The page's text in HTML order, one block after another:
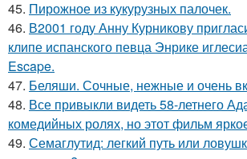
45. Пирожное из кукурузных палочек.
46. В2001 году Анну Курникову
клипе испанского певца Энрике
Escape.
47. Беляши. Сочные, нежные и очень
48. Все привыкли видеть 58-летнего
комедийных ролях, но этот фильм
49. Семаглутид: легкий путь или